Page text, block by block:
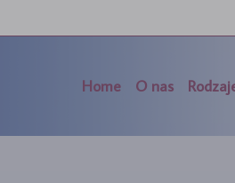
Home O nas